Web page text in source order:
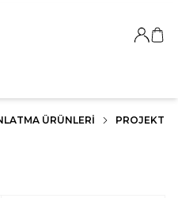
Giriş
ÜRÜNLERI